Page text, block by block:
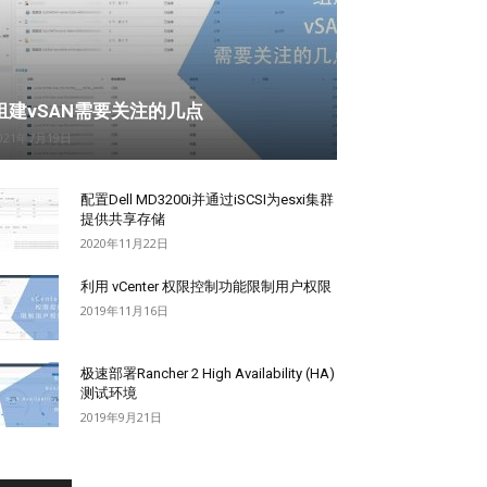
建vSAN需要关注的几点
年7月19日
配置Dell MD3200i并通过iSCSI为esxi集群
提供共享存储
2020年11月22日
利用 vCenter 权限控制功能限制用户权限
2019年11月16日
极速部署Rancher 2 High Availability (HA)
测试环境
2019年9月21日